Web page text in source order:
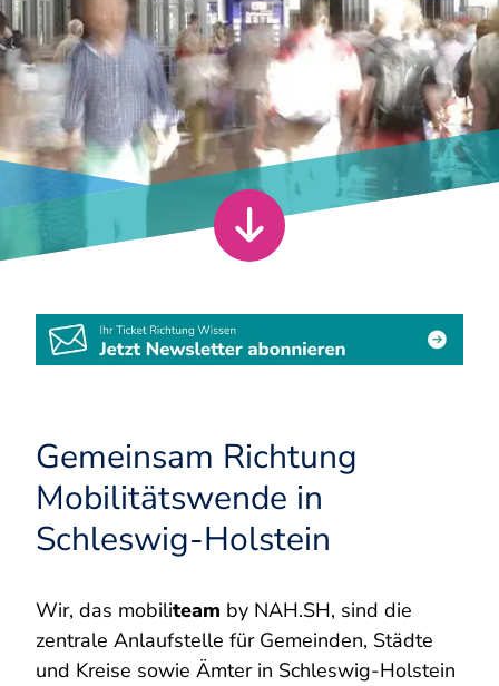
Gemeinsam Richtung
Mobilitätswende in
Schleswig-Holstein
Wir, das mobiliteam by NAH.SH, sind die
zentrale Anlaufstelle für Gemeinden, Städte
und Kreise sowie Ämter in Schleswig-Holstein